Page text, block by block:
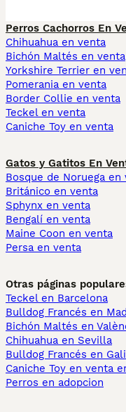
Perros Cachorros En
Chihuahua en venta
Bichón Maltés en venta
Yorkshire Terrier en
Pomerania en venta
Border Collie en venta
Teckel en venta
Caniche Toy en venta
Gatos y Gatitos En
Bosque de Noruega en
Británico en venta
Sphynx en venta
Bengalí en venta
Maine Coon en venta
Persa en venta
Otras páginas
Teckel en Barcelona
Bulldog Francés en
Bichón Maltés en
Chihuahua en Sevilla
Bulldog Francés en
Caniche Toy en venta
Perros en adopcion